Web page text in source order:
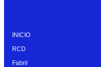
INICIO
RCD
Fabril